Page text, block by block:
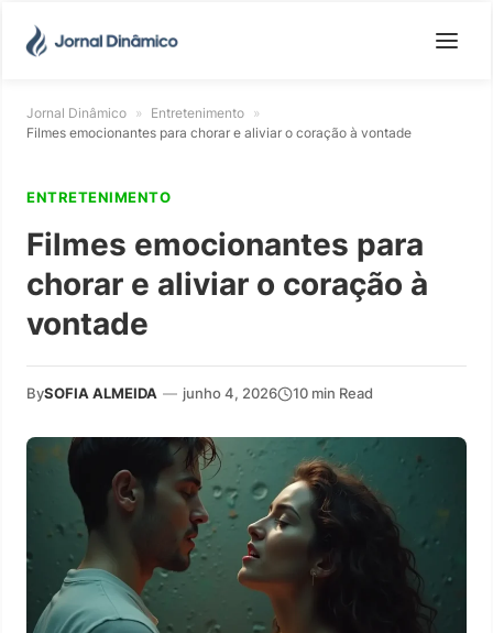
Jornal Dinâmico » Entretenimento »
Filmes emocionantes para chorar e aliviar o coração à vontade
ENTRETENIMENTO
Filmes emocionantes para
chorar e aliviar o coração à
vontade
BySOFIA ALMEIDA — junho 4, 2026 10 min Read